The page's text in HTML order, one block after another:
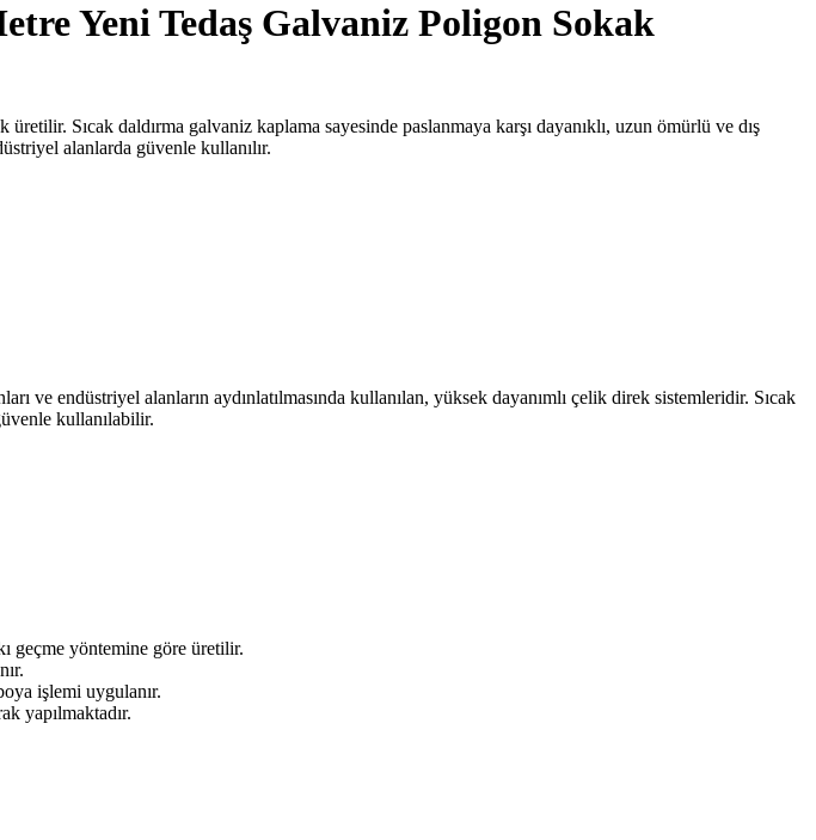
Yeni Tedaş Galvaniz Poligon Sokak
Sıcak daldırma galvaniz kaplama sayesinde paslanmaya karşı dayanıklı, uzun ömürlü ve dış
alanlarda güvenle kullanılır.
ve endüstriyel alanların aydınlatılmasında kullanılan, yüksek dayanımlı çelik direk sistemleridir. Sıcak
kullanılabilir.
geçme yöntemine göre üretilir.
işlemi uygulanır.
yapılmaktadır.